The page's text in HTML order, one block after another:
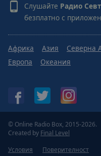
Слушайте Радио
безплатно с
Африка Азия Северна
Европа
Океания
© Online Radio Box, 2015-2026.
Created by Final Level
Условия
Поверителност